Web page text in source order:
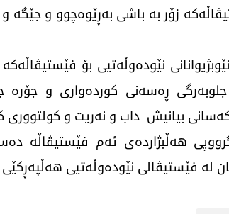
زۆر بە باشی بەڕێوەچوو و جێگە
نێودەوڵەتیی بۆ
ڕەسەنی کوردەواری و جۆرە
بیانیش داب و نەریت و کولتووری
هەڵبژاردەی ئەم فێستیڤاڵە
لە فێستیڤالی نێودەوڵەتیی هەڵپەڕکێی